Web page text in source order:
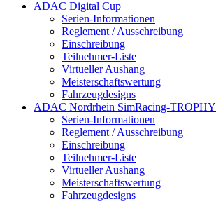
ADAC Digital Cup
Serien-Informationen
Reglement / Ausschreibung
Einschreibung
Teilnehmer-Liste
Virtueller Aushang
Meisterschaftswertung
Fahrzeugdesigns
ADAC Nordrhein SimRacing-TROPHY
Serien-Informationen
Reglement / Ausschreibung
Einschreibung
Teilnehmer-Liste
Virtueller Aushang
Meisterschaftswertung
Fahrzeugdesigns